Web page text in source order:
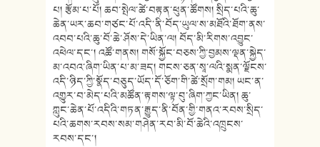
པ། རྩོམ་པ་པོ། ཆབ་སྤེལ་ཚེ་བརྟན་ཕུན་ཚོགས། སྲིད་པའི་ཆུ་
ཆེན་ཡར་ཆབ་གཙང་པོ་འདི་ནི་བོད་ཡུལ་ས་མཐོའི་ཐོག་ནས་
འབབ་པའི་ཆུ་བོ་ཆེ་ཤོས་དེ་ཡིན་ལ། བོད་མི་རིགས་འབྱུང་
འཕེལ་དང་། འཚོ་གནས། གསོ་སྐྱོང་བཅས་ཀྱི་བྱམས་ལྡན་སྐྱེད་
མ་འབའ་ཞིག་ཡིན་པ་མ་ཟད། གངས་ཅན་སཱ་ལའི་སྨན་ལྗོངས་
འདི་ཉིད་ཀྱི་སྣོད་བཅུད་ཡོད་དོ་ཅོག་གི་ཚེ་སྲོག་གམ། ཡང་ན་
འགྱུར་བ་མེད་པའི་མཚོན་རྟགས་ལྟ་བུ་ཞིག་ཀྱང་ཡིན། ཆུ་
ཀླུང་ཆེན་པོ་འདིའི་གཏན་རྒྱུད་ནི་བོན་གྱི་གནའ་རབས་སྲིད་
པའི་ཆགས་རབས་སམ་གཤེན་རབ་མི་བོ་ཆེའི་འཁྲུངས་
རབས་དང་།